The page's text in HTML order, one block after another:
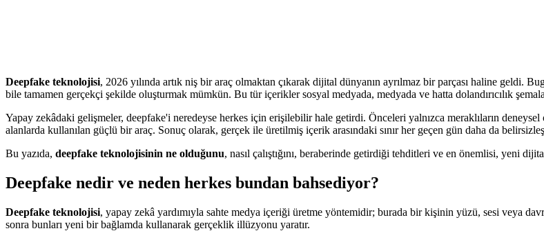
Deepfake teknolojisi, 2026 yılında artık niş bir araç olmaktan çıkarak dijital dünyanın ayrılmaz bir parçası haline geldi.
bile tamamen gerçekçi şekilde oluşturmak mümkün. Bu tür içerikler sosyal medyada, medyada ve hatta dolandırıcılık
Yapay zekâdaki gelişmeler, deepfake'i neredeyse herkes için erişilebilir hale getirdi. Önceleri yalnızca meraklıların
alanlarda kullanılan güçlü bir araç. Sonuç olarak, gerçek ile üretilmiş içerik arasındaki sınır her geçen gün daha da
Bu yazıda, deepfake teknolojisinin ne olduğunu, nasıl çalıştığını, beraberinde getirdiği tehditleri ve en önemlisi, yeni
Deepfake nedir ve neden herkes bundan bahsediyor?
Deepfake teknolojisi, yapay zekâ yardımıyla sahte medya içeriği üretme yöntemidir; burada bir kişinin yüzü, sesi veya
sonra bunları yeni bir bağlamda kullanarak gerçeklik illüzyonu yaratır.